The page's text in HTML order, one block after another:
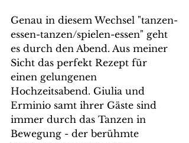
Genau in diesem Wechsel "tanzen-
essen-tanzen/spielen-essen" geht
es durch den Abend. Aus meiner
Sicht das perfekt Rezept für
einen gelungenen
Hochzeitsabend. Giulia und
Erminio samt ihrer Gäste sind
immer durch das Tanzen in
Bewegung - der berühmte